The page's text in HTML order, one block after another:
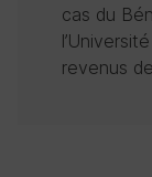
cas du
revenus